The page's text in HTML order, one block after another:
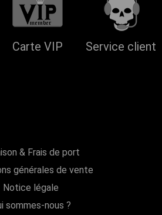
Carte VIP Service client
& Frais de port
générales de vente
Notice légale
sommes-nous ?